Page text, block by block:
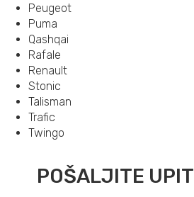
Peugeot
Puma
Qashqai
Rafale
Renault
Stonic
Talisman
Trafic
Twingo
POŠALJITE UPIT